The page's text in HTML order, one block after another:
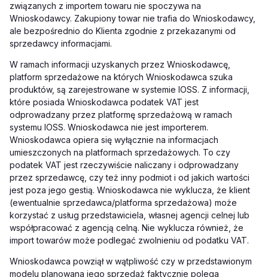
związanych z importem towaru nie spoczywa na
Wnioskodawcy. Zakupiony towar nie trafia do Wnioskodawcy,
ale bezpośrednio do Klienta zgodnie z przekazanymi od
sprzedawcy informacjami.
W ramach informacji uzyskanych przez Wnioskodawcę,
platform sprzedażowe na których Wnioskodawca szuka
produktów, są zarejestrowane w systemie IOSS. Z informacji,
które posiada Wnioskodawca podatek VAT jest
odprowadzany przez platformę sprzedażową w ramach
systemu IOSS. Wnioskodawca nie jest importerem.
Wnioskodawca opiera się wyłącznie na informacjach
umieszczonych na platformach sprzedażowych. To czy
podatek VAT jest rzeczywiście naliczany i odprowadzany
przez sprzedawcę, czy też inny podmiot i od jakich wartości
jest poza jego gestią. Wnioskodawca nie wyklucza, że klient
(ewentualnie sprzedawca/platforma sprzedażowa) może
korzystać z usług przedstawiciela, własnej agencji celnej lub
współpracować z agencją celną. Nie wyklucza również, że
import towarów może podlegać zwolnieniu od podatku VAT.
Wnioskodawca powziął w wątpliwość czy w przedstawionym
modelu planowana jego sprzedaż faktycznie polega